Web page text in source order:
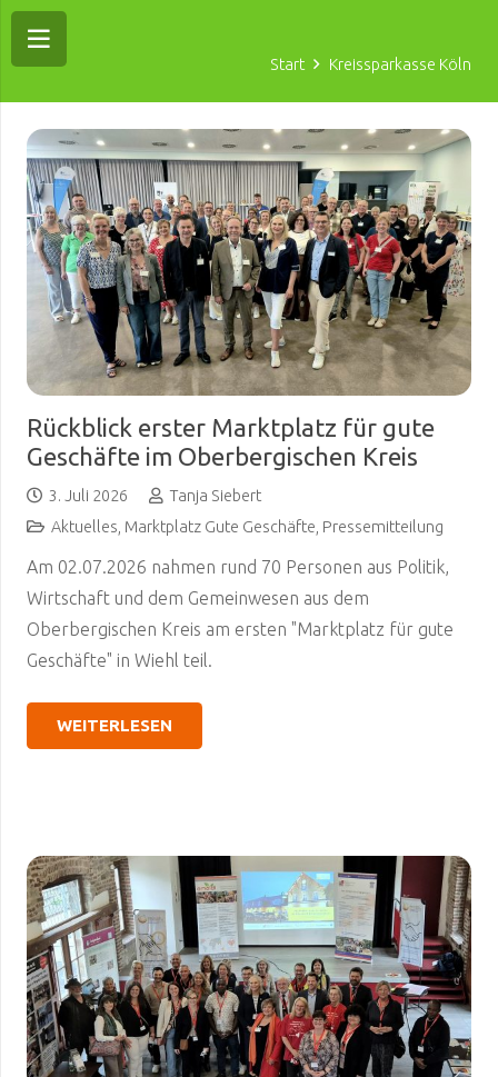
Start Kreissparkasse Köln
Rückblick erster Marktplatz für gute
Geschäfte im Oberbergischen Kreis
3. Juli 2026
Tanja Siebert
Aktuelles Marktplatz Gute Geschäfte Pressemitteilung
Am 02.07.2026 nahmen rund 70 Personen aus Politik,
Wirtschaft und dem Gemeinwesen aus dem
Oberbergischen Kreis am ersten "Marktplatz für gute
Geschäfte" in Wiehl teil.
WEITERLESEN